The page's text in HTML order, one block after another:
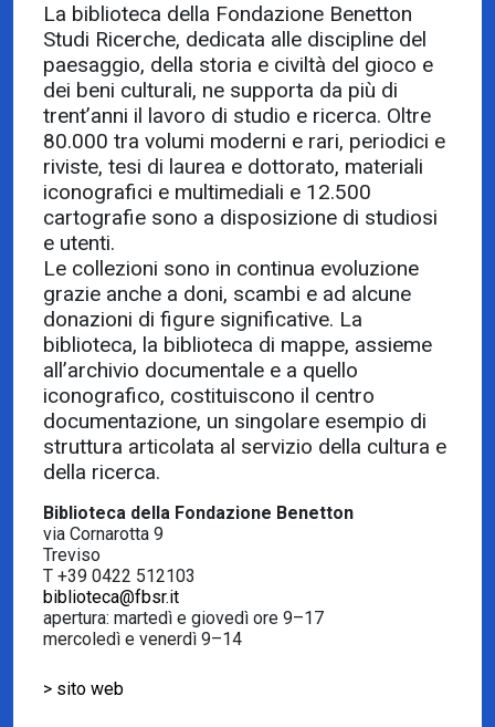
La biblioteca della Fondazione Benetton
Studi Ricerche, dedicata alle discipline del
paesaggio, della storia e civiltà del gioco e
dei beni culturali, ne supporta da più di
trent’anni il lavoro di studio e ricerca. Oltre
80.000 tra volumi moderni e rari, periodici e
riviste, tesi di laurea e dottorato, materiali
iconografici e multimediali e 12.500
cartografie sono a disposizione di studiosi
e utenti.
Le collezioni sono in continua evoluzione
grazie anche a doni, scambi e ad alcune
donazioni di figure significative. La
biblioteca, la biblioteca di mappe, assieme
all’archivio documentale e a quello
iconografico, costituiscono il centro
documentazione, un singolare esempio di
struttura articolata al servizio della cultura e
della ricerca.
Biblioteca della Fondazione Benetton
via Cornarotta 9
Treviso
T +39 0422 512103
biblioteca@fbsr.it
apertura: martedì e giovedì ore 9–17
mercoledì e venerdì 9–14
> sito web